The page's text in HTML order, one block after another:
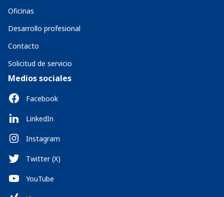
Oficinas
Desarrollo profesional
Contacto
Solicitud de servicio
Medios sociales
Facebook
LinkedIn
Instagram
Twitter (X)
YouTube